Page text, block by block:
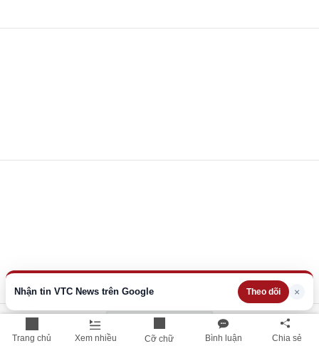
Trang chủ Xem nhiều Cỡ chữ Bình luận Chia sẻ
Nhận tin VTC News trên Google Theo dõi ×
Xem thêm